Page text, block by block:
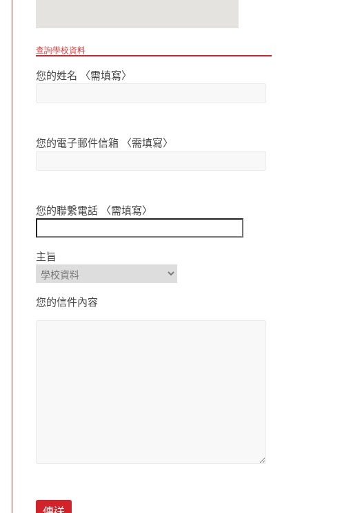
查詢學校資料
您的姓名 〈需填寫〉
您的電子郵件信箱 〈需填寫〉
您的聯繫電話 〈需填寫〉
主旨
您的信件內容